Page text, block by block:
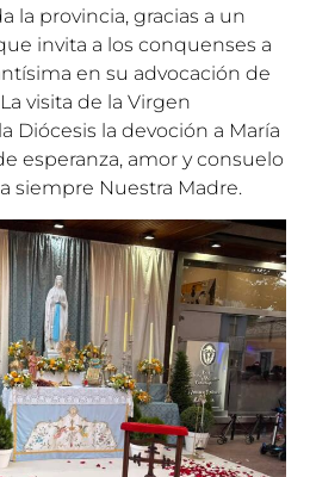
la provincia, gracias a un
invita a los conquenses a
en su advocación de
visita de la Virgen
Diócesis la devoción a María
esperanza, amor y consuelo
siempre Nuestra Madre.